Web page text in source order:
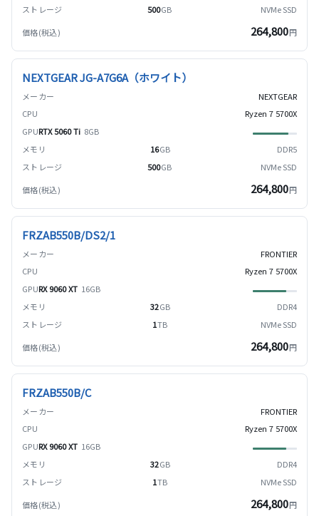
500GB NVMe SSD
264,800円
NEXTGEAR JG-A7G6A（ホワイト）
NEXTGEAR
Ryzen 7 5700X
RTX 5060 Ti 8GB
16GB
DDR5
500GB NVMe SSD
264,800円
FRZAB550B/DS2/1
FRONTIER
Ryzen 7 5700X
RX 9060 XT 16GB
32GB
DDR4
1TB NVMe SSD
264,800円
FRZAB550B/C
FRONTIER
Ryzen 7 5700X
RX 9060 XT 16GB
32GB
DDR4
1TB NVMe SSD
264,800円